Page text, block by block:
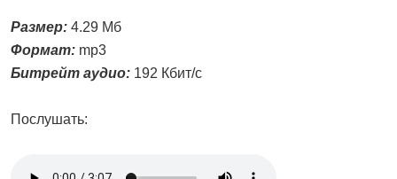
Размер: 4.29 Мб
Формат: mp3
Битрейт аудио: 192 Кбит/с
Послушать: